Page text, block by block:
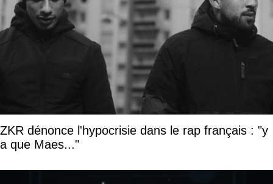
ZKR dénonce l'hypocrisie dans le rap français : "y
a que Maes..."